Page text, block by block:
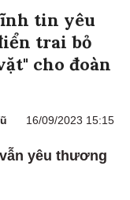
tin yêu
trai bỏ
cho đoàn
16/09/2023 15:15
yêu thương